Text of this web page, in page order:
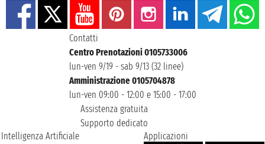
Contatti
Centro Prenotazioni 0105733006
lun-ven 9/19 - sab 9/13 (32 linee)
Amministrazione 0105704878
lun-ven 09:00 - 12:00 e 15:00 - 17:00
Assistenza gratuita
Supporto dedicato
Intelligenza Artificiale
Applicazioni